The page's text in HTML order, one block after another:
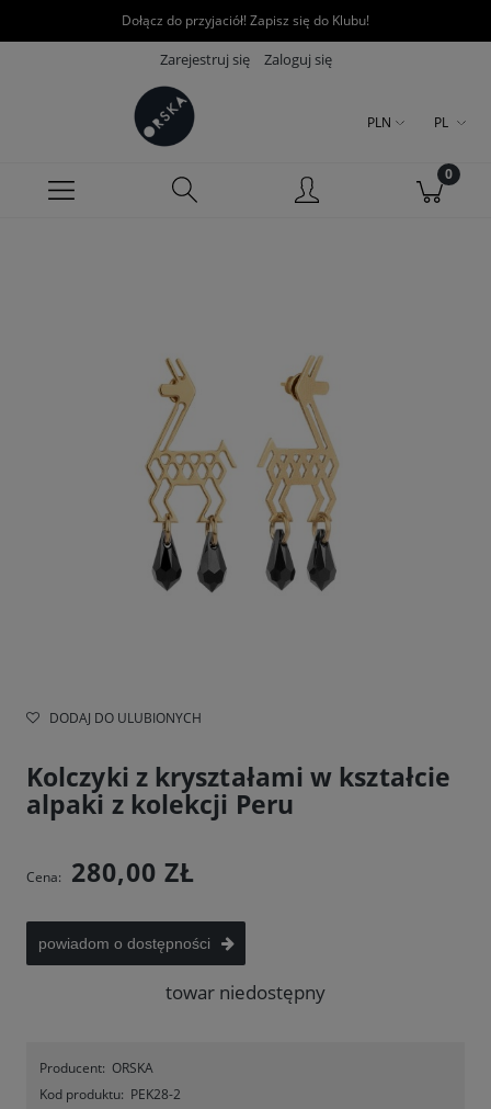
Dołącz do przyjaciół! Zapisz się do Klubu!
Zarejestruj się Zaloguj się
PLN PL
DODAJ DO ULUBIONYCH
Kolczyki z kryształami w kształcie
alpaki z kolekcji Peru
Cena: 280,00 ZŁ
powiadom o dostępności
towar niedostępny
Producent: ORSKA
Kod produktu: PEK28-2